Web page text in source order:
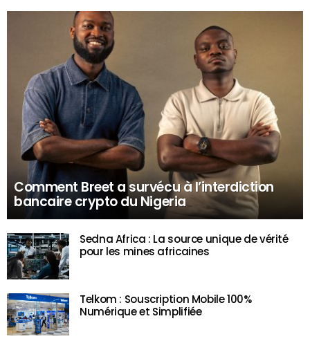
Comment Breet a survécu à l’interdiction
bancaire crypto du Nigeria
Sedna Africa : La source unique de vérité
pour les mines africaines
Telkom : Souscription Mobile 100%
Numérique et Simplifiée